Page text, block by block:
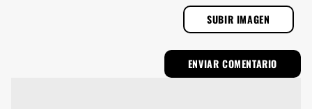
SUBIR IMAGEN